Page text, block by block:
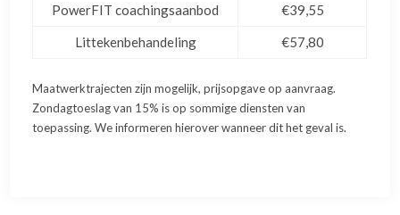
PowerFIT coachingsaanbod
€39,55
Littekenbehandeling
€57,80
Maatwerktrajecten zijn mogelijk, prijsopgave op aanvraag.
Zondagtoeslag van 15% is op sommige diensten van
toepassing. We informeren hierover wanneer dit het geval is.